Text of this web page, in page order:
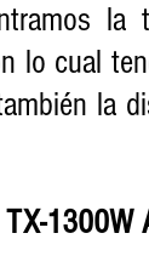
la
lo cual
la
1300W